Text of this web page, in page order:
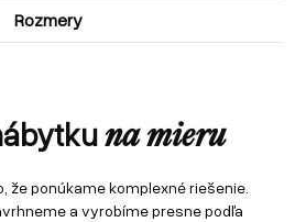
Rozmery
na mieru
že ponúkame komplexné riešenie.
a vyrobíme presne podľa